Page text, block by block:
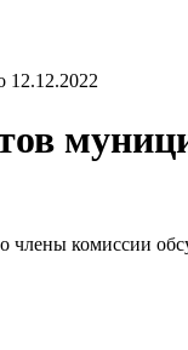
12.12.2022
члены комиссии